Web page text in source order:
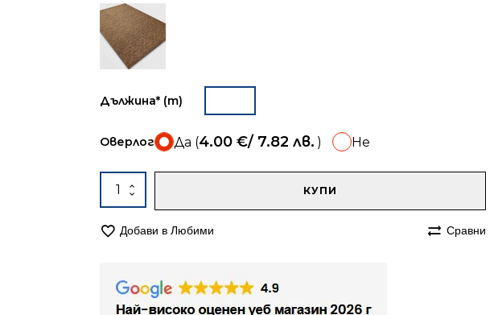
Дължина* (m)
Оверлог Да (4.00€/ 7.82 лв. ) Не
количество
за
120см
2410
кафява
КУПИ
Добави в Любими Сравни